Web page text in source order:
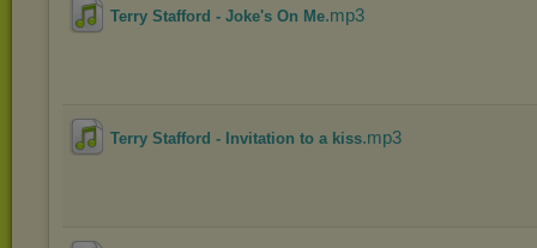
Terry Stafford - Joke's On Me.mp3
Terry Stafford - Invitation to a kiss.mp3